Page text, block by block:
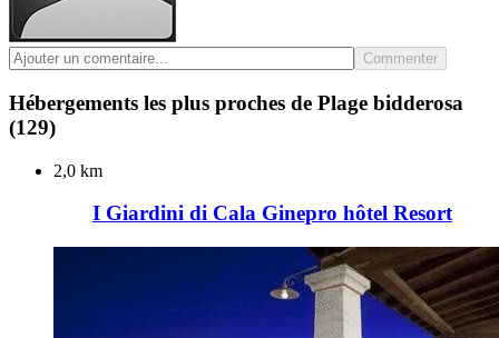
Commenter
Hébergements les plus proches de Plage bidderosa
(129)
2,0 km
I Giardini di Cala Ginepro hôtel Resort